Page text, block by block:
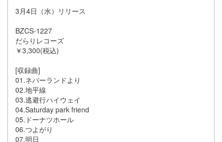
3月4日（水）リリース
BZCS-1227
だらりレコーズ
￥3,300(税込)
[収録曲]
01.ネバーランドより
02.地平線
03.逃避行ハイウェイ
04.Saturday park friend
05.ドーナツホール
06.つよがり
07.明日